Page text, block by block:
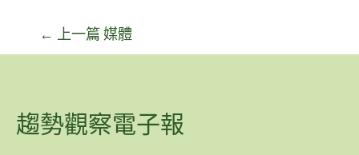
← 上一篇 媒體
趨勢觀察電子報